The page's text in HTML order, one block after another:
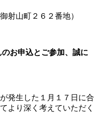
射山町２６２番地）
お申込とご参加、誠に
発生した１月１７日に合
より深く考えていただく